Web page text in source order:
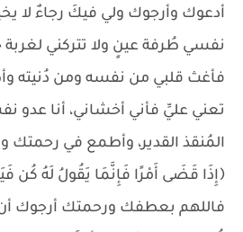
أدعوك وأرجوك ولي فيكَ رجاءٌ لا
نفسي طُرفة عينٍ ولا تتركني لغربة
فأغث قلبي من نفسه ومن دُنيته
تعني عليِّ فأني أخشاني، أنا عدو
المُنقذ القدير، وأطمع في رحمتك
‏﴿إِذَا قَضَى أَمْرًا فَإِنَّمَا يَقُولُ لَهُ كُن
فاللهم بعطفك ورحمتك أرجوك